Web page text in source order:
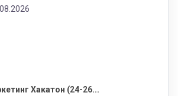
Хакатон (24-26...